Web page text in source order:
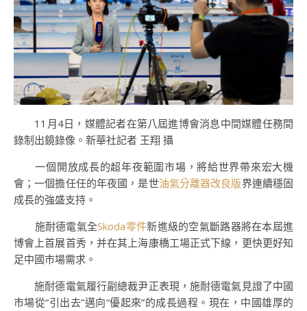
11月4日，媒體記者在第八屆進博會消息中間媒體任務間
錄制出鏡錄像。新華社記者 王翔 攝
一個開放成長的超年夜範圍市場，將給世界帶來宏大機
會；一個擔任任的年夜國，是世油氣分離器改良版界連續穩固
成長的強盛支持。
施耐德電氣全Skoda零件新進級的空氣斷路器將在本屆進
博會上首展首秀，并在其上海康橋工場正式下線，更快更好知
足中國市場需求。
施耐德電氣履行副總裁尹正表現，施耐德電氣見證了中國
市場從“引出去”邁向“優起來”的成長過程。現在，中國雄厚的